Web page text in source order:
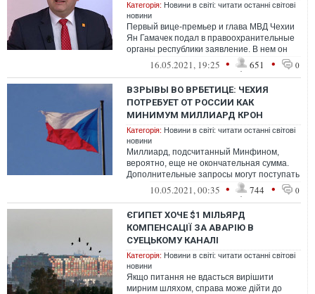
Категорія: Новини в світі: читати останні світові
новини
Первый вице-премьер и глава МВД Чехии
Ян Гамачек подал в правоохранительные
органы республики заявление. В нем он
требует привлечь в ответственности з...
16.05.2021, 19:25 • 651 • 0
ВЗРЫВЫ ВО ВРБЕТИЦЕ: ЧЕХИЯ
ПОТРЕБУЕТ ОТ РОССИИ КАК
МИНИМУМ МИЛЛИАРД КРОН
Категорія: Новини в світі: читати останні світові
новини
Миллиард, подсчитанный Минфином,
вероятно, еще не окончательная сумма.
Дополнительные запросы могут поступать
из пострадавшего региона
10.05.2021, 00:35 • 744 • 0
ЄГИПЕТ ХОЧЕ $1 МІЛЬЯРД
КОМПЕНСАЦІЇ ЗА АВАРІЮ В
СУЕЦЬКОМУ КАНАЛІ
Категорія: Новини в світі: читати останні світові
новини
Якщо питання не вдасться вирішити
мирним шляхом, справа може дійти до